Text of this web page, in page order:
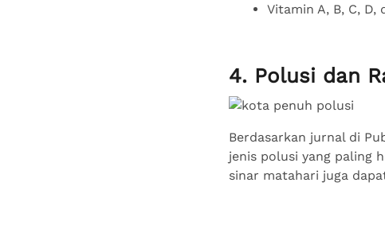
Vitamin A, B, C, D,
4. Polusi dan
Berdasarkan jurnal di
jenis polusi yang paling
sinar matahari juga